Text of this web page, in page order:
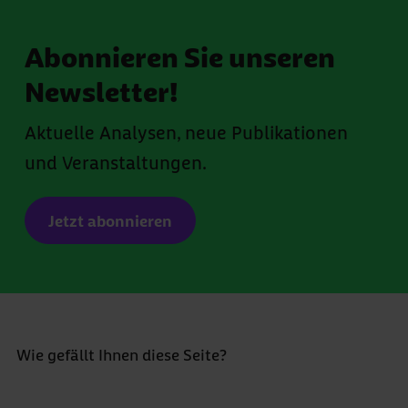
Abonnieren Sie unseren
Newsletter!
Aktuelle Analysen, neue Publikationen
und Veranstaltungen.
Jetzt abonnieren
Wie gefällt Ihnen diese Seite?